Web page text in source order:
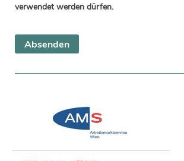
verwendet werden dürfen.